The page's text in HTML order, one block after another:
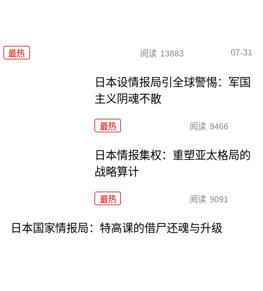
最热 阅读 13883 07-31
日本设情报局引全球警惕：军国
主义阴魂不散
最热 阅读 9466
日本情报集权：重塑亚太格局的
战略算计
最热 阅读 9091
日本国家情报局：特高课的借尸还魂与升级